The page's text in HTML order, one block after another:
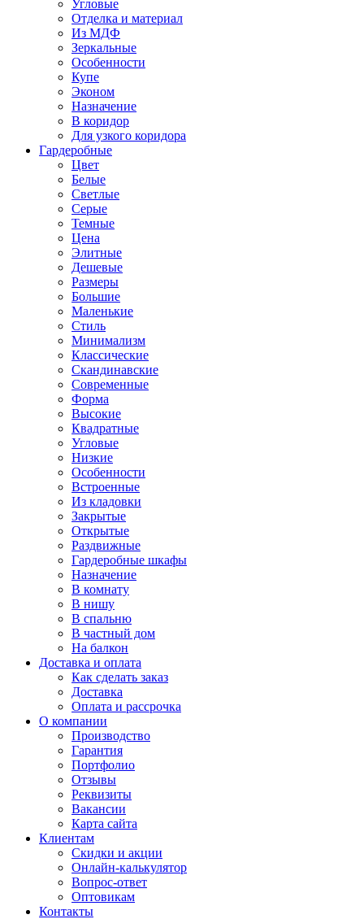
Угловые
Отделка и материал
Из МДФ
Зеркальные
Особенности
Купе
Эконом
Назначение
В коридор
Для узкого коридора
Гардеробные
Цвет
Белые
Светлые
Серые
Темные
Цена
Элитные
Дешевые
Размеры
Большие
Маленькие
Стиль
Минимализм
Классические
Скандинавские
Современные
Форма
Высокие
Квадратные
Угловые
Низкие
Особенности
Встроенные
Из кладовки
Закрытые
Открытые
Раздвижные
Гардеробные шкафы
Назначение
В комнату
В нишу
В спальню
В частный дом
На балкон
Доставка и оплата
Как сделать заказ
Доставка
Оплата и рассрочка
О компании
Производство
Гарантия
Портфолио
Отзывы
Реквизиты
Вакансии
Карта сайта
Клиентам
Скидки и акции
Онлайн-калькулятор
Вопрос-ответ
Оптовикам
Контакты